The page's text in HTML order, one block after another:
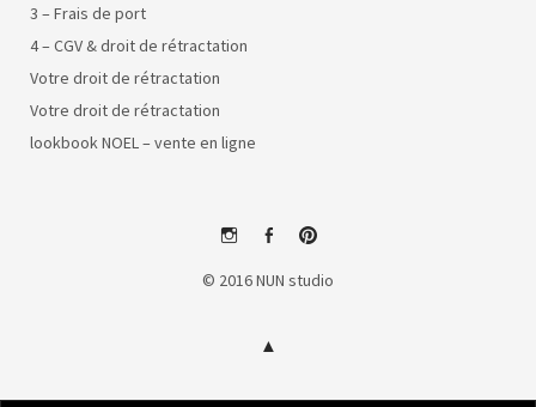
3 – Frais de port
4 – CGV & droit de rétractation
Votre droit de rétractation
Votre droit de rétractation
lookbook NOEL – vente en ligne
instagramfacebookpinterest
© 2016 NUN studio